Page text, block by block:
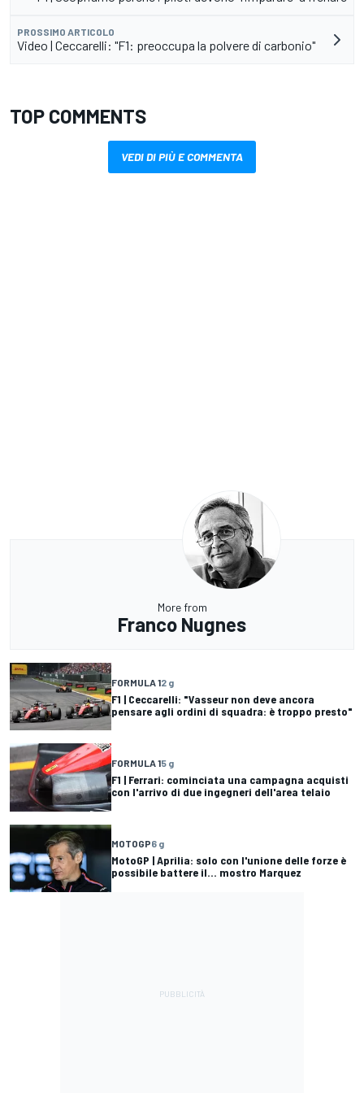
PROSSIMO ARTICOLO
Video | Ceccarelli: "F1: preoccupa la polvere di carbonio"
TOP COMMENTS
VEDI DI PIÙ E COMMENTA
More from
Franco Nugnes
FORMULA 12 g
F1 | Ceccarelli: "Vasseur non deve ancora
pensare agli ordini di squadra: è troppo presto"
FORMULA 15 g
F1 | Ferrari: cominciata una campagna acquisti
con l'arrivo di due ingegneri dell'area telaio
MOTOGP6 g
MotoGP | Aprilia: solo con l'unione delle forze è
possibile battere il... mostro Marquez